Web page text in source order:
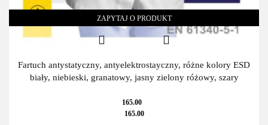
ZAPYTAJ O PRODUKT
Fartuch antystatyczny, antyelektrostayczny, różne kolory ESD
biały, niebieski, granatowy, jasny zielony różowy, szary
165.00
165.00